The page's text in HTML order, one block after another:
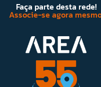
Faça parte desta rede!
Associe-se agora